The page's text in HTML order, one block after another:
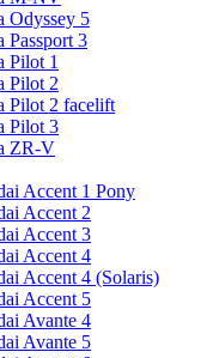
Odyssey 5
3
Pilot 1
Pilot 2
Pilot 2 facelift
Pilot 3
ZR-V
Accent 1 Pony
Accent 2
Accent 3
Accent 4
Accent 4 (Solaris)
Accent 5
Avante 4
Avante 5